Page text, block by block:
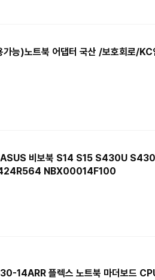
)노트북 어댑터 국산 /보호회로/KC
ASUS 비보북 S14 S15 S430U
NBX00014F100
14ARR 플렉스 노트북 마더보드